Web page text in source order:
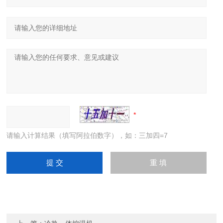
请输入计算结果（填写阿拉伯数字），如：三加四=7